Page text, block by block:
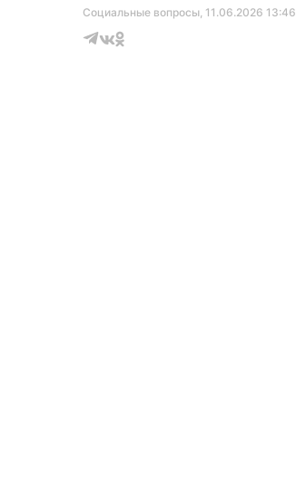
Социальные вопросы, 11.06.2026 13:46